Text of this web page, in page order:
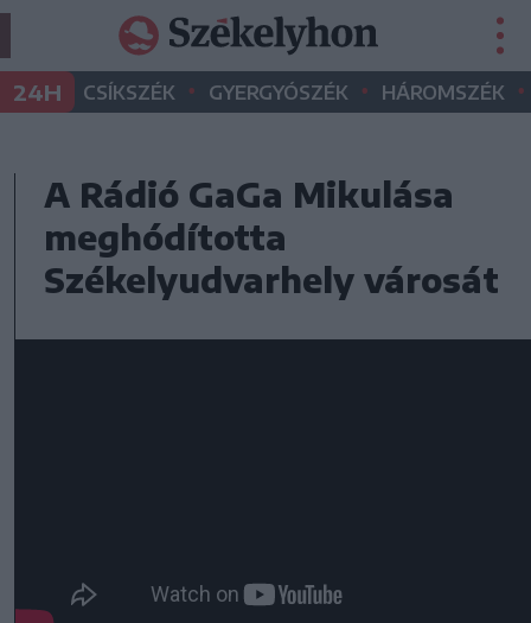
24H CSÍKSZÉK • GYERGYÓSZÉK • HÁROMSZÉK •
A Rádió GaGa Mikulása
meghódította
Székelyudvarhely városát